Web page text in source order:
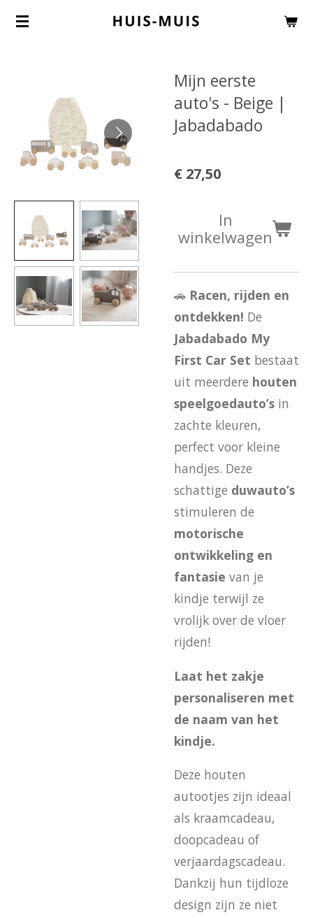
Ga
hoofdinhoud
Mijn eerste
auto's - Beige |
Jabadabado
€ 27,50
In
winkelwagen
🚗 Racen, rijden en
ontdekken! De
Jabadabado My
First Car Set bestaat
uit meerdere houten
speelgoedauto’s in
zachte kleuren,
perfect voor kleine
handjes. Deze
schattige duwauto’s
stimuleren de
motorische
ontwikkeling en
fantasie van je
kindje terwijl ze
vrolijk over de vloer
rijden!
Laat het zakje
personaliseren met
de naam van het
kindje.
Deze houten
autootjes zijn ideaal
als kraamcadeau,
doopcadeau of
verjaardagscadeau.
Dankzij hun tijdloze
design zijn ze niet